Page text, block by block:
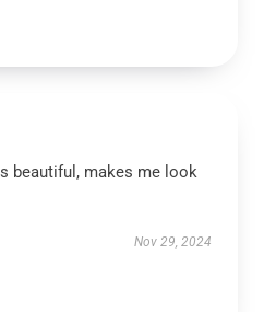
beautiful, makes me look
Nov 29, 2024